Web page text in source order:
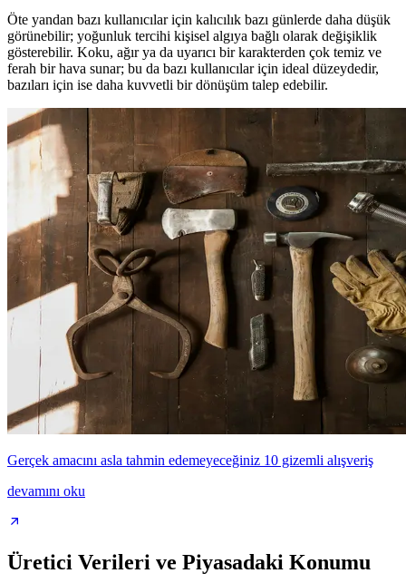
Öte yandan bazı kullanıcılar için kalıcılık bazı günlerde daha düşük
görünebilir; yoğunluk tercihi kişisel algıya bağlı olarak değişiklik
gösterebilir. Koku, ağır ya da uyarıcı bir karakterden çok temiz ve
ferah bir hava sunar; bu da bazı kullanıcılar için ideal düzeydedir,
bazıları için ise daha kuvvetli bir dönüşüm talep edebilir.
Gerçek amacını asla tahmin edemeyeceğiniz 10 gizemli alışveriş
devamını oku
Üretici Verileri ve Piyasadaki Konumu